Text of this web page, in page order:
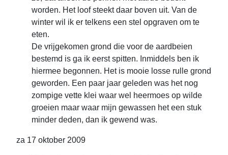
worden. Het loof steekt daar boven uit. Van de
winter wil ik er telkens een stel opgraven om te
eten.
De vrijgekomen grond die voor de aardbeien
bestemd is ga ik eerst spitten. Inmiddels ben ik
hiermee begonnen. Het is mooie losse rulle grond
geworden. Een paar jaar geleden was het nog
zompige vette klei waar wel heermoes op wilde
groeien maar waar mijn gewassen het een stuk
minder deden, dan ik gewend was.
za 17 oktober 2009